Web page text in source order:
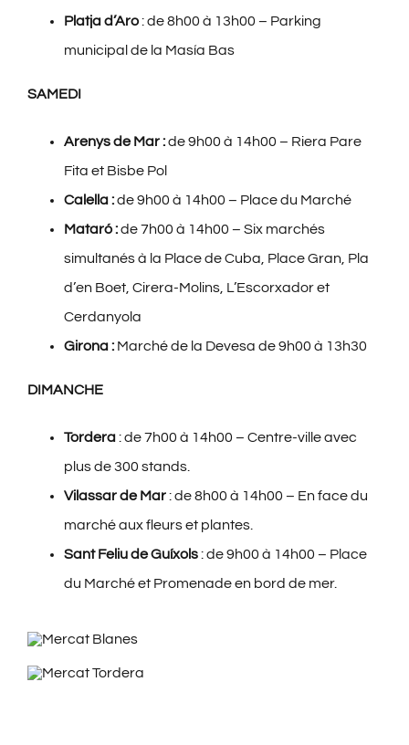
Platja d’Aro: de 8h00 à 13h00 – Parking
municipal de la Masía Bas
SAMEDI
Arenys de Mar :de 9h00 à 14h00 – Riera Pare
Fita et Bisbe Pol
Calella :de 9h00 à 14h00 – Place du Marché
Mataró :de 7h00 à 14h00 – Six marchés
simultanés à la Place de Cuba, Place Gran, Pla
d’en Boet, Cirera-Molins, L’Escorxador et
Cerdanyola
Girona : Marché de la Devesa de 9h00 à 13h30
DIMANCHE
Tordera: de 7h00 à 14h00 – Centre-ville avec
plus de 300 stands.
Vilassar de Mar: de 8h00 à 14h00 – En face du
marché aux fleurs et plantes.
Sant Feliu de Guíxols: de 9h00 à 14h00 – Place
du Marché et Promenade en bord de mer.